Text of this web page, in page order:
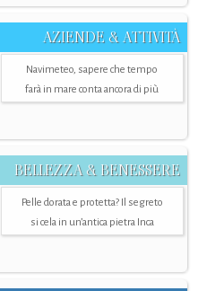
AZIENDE & ATTIVITÀ
Navimeteo, sapere che tempo
farà in mare conta ancora di più
BELLEZZA & BENESSERE
Pelle dorata e protetta? Il segreto
si cela in un’antica pietra Inca